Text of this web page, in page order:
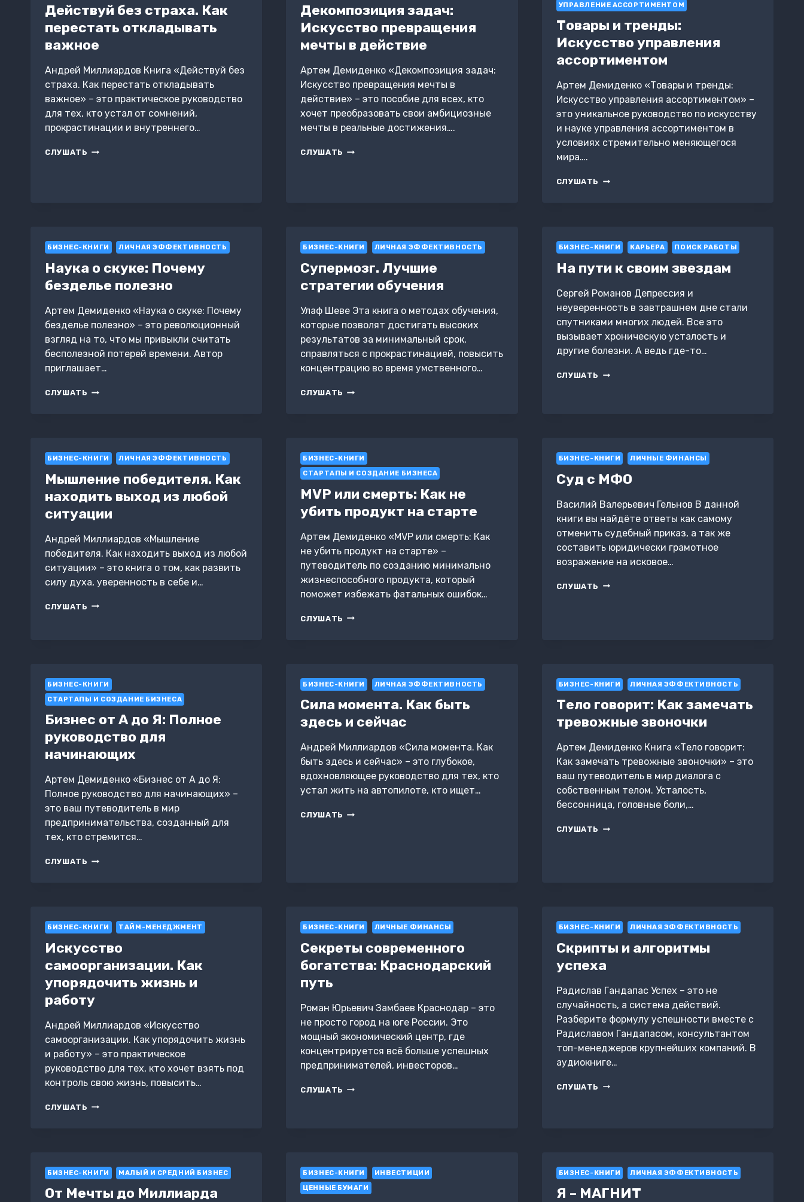
Действуй без страха. Как
перестать откладывать
важное
Андрей Миллиардов Книга «Действуй без
страха. Как перестать откладывать
важное» – это практическое руководство
для тех, кто устал от сомнений,
прокрастинации и внутреннего…
СЛУШАТЬ ДЕЙСТВУЙ
Декомпозиция задач:
Искусство превращения
мечты в действие
Артем Демиденко «Декомпозиция задач:
Искусство превращения мечты в
действие» – это пособие для всех, кто
хочет преобразовать свои амбициозные
мечты в реальные достижения….
СЛУШАТЬ ДЕКОМПОЗИЦИЯ
УПРАВЛЕНИЕ АССОРТИМЕНТОМ
Товары и тренды:
Искусство управления
ассортиментом
Артем Демиденко «Товары и тренды:
Искусство управления ассортиментом» –
это уникальное руководство по искусству
и науке управления ассортиментом в
условиях стремительно меняющегося
мира….
СЛУШАТЬ ТОВАРЫ
БИЗНЕС-КНИГИ ЛИЧНАЯ ЭФФЕКТИВНОСТЬ
Наука о скуке: Почему
безделье полезно
Артем Демиденко «Наука о скуке: Почему
безделье полезно» – это революционный
взгляд на то, что мы привыкли считать
бесполезной потерей времени. Автор
приглашает…
СЛУШАТЬ НАУКА
БИЗНЕС-КНИГИ ЛИЧНАЯ ЭФФЕКТИВНОСТЬ
Супермозг. Лучшие
стратегии обучения
Улаф Шеве Эта книга о методах обучения,
которые позволят достигать высоких
результатов за минимальный срок,
справляться с прокрастинацией, повысить
концентрацию во время умственного…
СЛУШАТЬ СУПЕРМОЗГ.
БИЗНЕС-КНИГИ КАРЬЕРА ПОИСК РАБОТЫ
На пути к своим звездам
Сергей Романов Депрессия и
неуверенность в завтрашнем дне стали
спутниками многих людей. Все это
вызывает хроническую усталость и
другие болезни. А ведь где-то…
СЛУШАТЬ НА
БИЗНЕС-КНИГИ ЛИЧНАЯ ЭФФЕКТИВНОСТЬ
Мышление победителя. Как
находить выход из любой
ситуации
Андрей Миллиардов «Мышление
победителя. Как находить выход из любой
ситуации» – это книга о том, как развить
силу духа, уверенность в себе и…
СЛУШАТЬ МЫШЛЕНИЕ
СИТУАЦИИ
БИЗНЕС-КНИГИ
СТАРТАПЫ И СОЗДАНИЕ БИЗНЕСА
MVP или смерть: Как не
убить продукт на старте
Артем Демиденко «MVP или смерть: Как
не убить продукт на старте» –
путеводитель по созданию минимально
жизнеспособного продукта, который
поможет избежать фатальных ошибок…
СЛУШАТЬ MVP
ПРОДУКТ
СТАРТЕ
БИЗНЕС-КНИГИ ЛИЧНЫЕ ФИНАНСЫ
Суд с МФО
Василий Валерьевич Гельнов В данной
книги вы найдёте ответы как самому
отменить судебный приказ, а так же
составить юридически грамотное
возражение на исковое…
СЛУШАТЬ СУД
БИЗНЕС-КНИГИ
СТАРТАПЫ И СОЗДАНИЕ БИЗНЕСА
Бизнес от А до Я: Полное
руководство для
начинающих
Артем Демиденко «Бизнес от А до Я:
Полное руководство для начинающих» –
это ваш путеводитель в мир
предпринимательства, созданный для
тех, кто стремится…
СЛУШАТЬ БИЗНЕС
РУКОВОДСТВО
НАЧИНАЮЩИХ
БИЗНЕС-КНИГИ ЛИЧНАЯ ЭФФЕКТИВНОСТЬ
Сила момента. Как быть
здесь и сейчас
Андрей Миллиардов «Сила момента. Как
быть здесь и сейчас» – это глубокое,
вдохновляющее руководство для тех, кто
устал жить на автопилоте, кто ищет…
СЛУШАТЬ СИЛА
БИЗНЕС-КНИГИ ЛИЧНАЯ ЭФФЕКТИВНОСТЬ
Тело говорит: Как замечать
тревожные звоночки
Артем Демиденко Книга «Тело говорит:
Как замечать тревожные звоночки» – это
ваш путеводитель в мир диалога с
собственным телом. Усталость,
бессонница, головные боли,…
СЛУШАТЬ ТЕЛО
БИЗНЕС-КНИГИ ТАЙМ-МЕНЕДЖМЕНТ
Искусство
самоорганизации. Как
упорядочить жизнь и
работу
Андрей Миллиардов «Искусство
самоорганизации. Как упорядочить жизнь
и работу» – это практическое
руководство для тех, кто хочет взять под
контроль свою жизнь, повысить…
СЛУШАТЬ ИСКУССТВО
РАБОТУ
БИЗНЕС-КНИГИ ЛИЧНЫЕ ФИНАНСЫ
Секреты современного
богатства: Краснодарский
путь
Роман Юрьевич Замбаев Краснодар – это
не просто город на юге России. Это
мощный экономический центр, где
концентрируется всё больше успешных
предпринимателей, инвесторов…
СЛУШАТЬ СЕКРЕТЫ
БИЗНЕС-КНИГИ ЛИЧНАЯ ЭФФЕКТИВНОСТЬ
Скрипты и алгоритмы
успеха
Радислав Гандапас Успех – это не
случайность, а система действий.
Разберите формулу успешности вместе с
Радиславом Гандапасом, консультантом
топ-менеджеров крупнейших компаний. В
аудиокниге…
СЛУШАТЬ СКРИПТЫ
БИЗНЕС-КНИГИ МАЛЫЙ И СРЕДНИЙ БИЗНЕС
От Мечты до Миллиарда
БИЗНЕС-КНИГИ
ИНВЕСТИЦИИ
ЦЕННЫЕ БУМАГИ
БИЗНЕС-КНИГИ ЛИЧНАЯ ЭФФЕКТИВНОСТЬ
Я – МАГНИТ